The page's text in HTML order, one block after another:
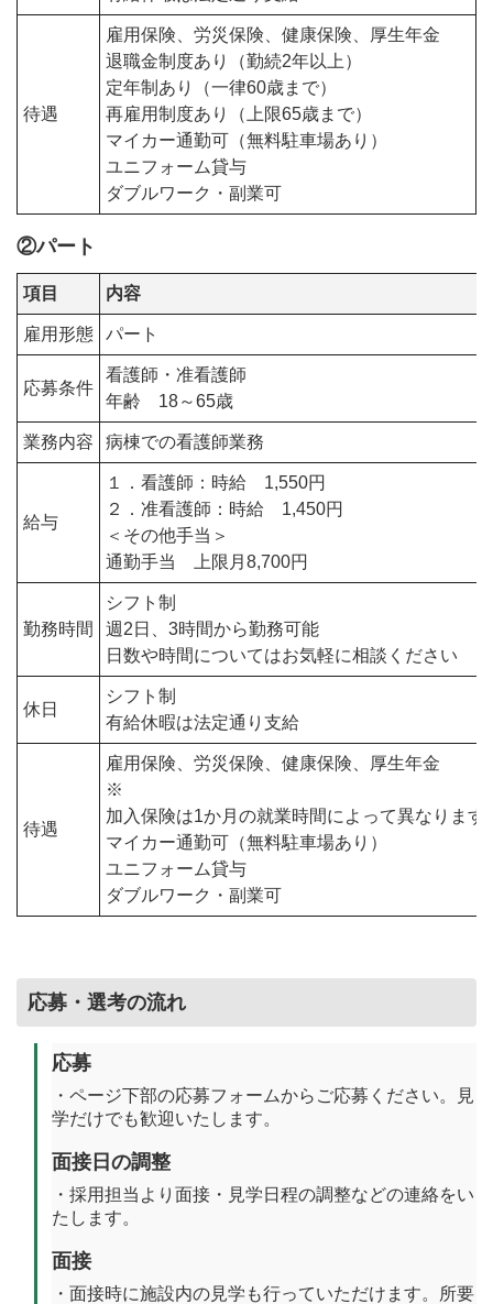
待遇
雇用保険、労災保険、健康保険、厚生年金
退職金制度あり（勤続2年以上）
定年制あり（一律60歳まで）
再雇用制度あり（上限65歳まで）
マイカー通勤可（無料駐車場あり）
ユニフォーム貸与
ダブルワーク・副業可
②パート
項目 内容
雇用形態 パート
応募条件
看護師・准看護師
年齢 18～65歳
業務内容 病棟での看護師業務
給与
１．看護師：時給 1,550円
２．准看護師：時給 1,450円
＜その他手当＞
通勤手当 上限月8,700円
勤務時間
シフト制
週2日、3時間から勤務可能
日数や時間についてはお気軽に相談ください
休日
シフト制
有給休暇は法定通り支給
待遇
雇用保険、労災保険、健康保険、厚生年金
※
加入保険は1か月の就業時間によって異なります
マイカー通勤可（無料駐車場あり）
ユニフォーム貸与
ダブルワーク・副業可
応募・選考の流れ
応募
・ページ下部の応募フォームからご応募ください。見
学だけでも歓迎いたします。
面接日の調整
・採用担当より面接・見学日程の調整などの連絡をい
たします。
面接
・面接時に施設内の見学も行っていただけます。所要